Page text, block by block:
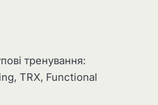
тренування:
TRX, Functional